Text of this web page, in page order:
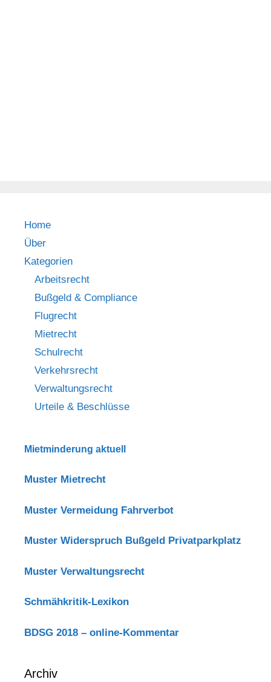
Home
Über
Kategorien
Arbeitsrecht
Bußgeld & Compliance
Flugrecht
Mietrecht
Schulrecht
Verkehrsrecht
Verwaltungsrecht
Urteile & Beschlüsse
Mietminderung aktuell
Muster Mietrecht
Muster Vermeidung Fahrverbot
Muster Widerspruch Bußgeld Privatparkplatz
Muster Verwaltungsrecht
Schmähkritik-Lexikon
BDSG 2018 – online-Kommentar
Archiv